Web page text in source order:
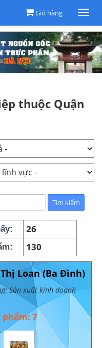
Giỏ hàng
thuộc Quận
26
130
Loan (Ba Đình)
Sản xuất kinh doanh
phẩm: 7